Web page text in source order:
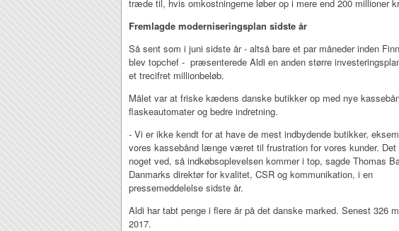
træde til, hvis omkostningerne løber op i mere end 200 millioner
Fremlagde moderniseringsplan sidste år
Så sent som i juni sidste år - altså bare et par måneder inden
blev topchef - præsenterede Aldi en anden større
et trecifret millionbeløb.
Målet var at friske kædens danske butikker op med nye
flaskeautomater og bedre indretning.
- Vi er ikke kendt for at have de mest indbydende butikker,
vores kassebånd længe været til frustration for vores kunder. Det
noget ved, så indkøbsoplevelsen kommer i top, sagde Thomas
Danmarks direktør for kvalitet, CSR og kommunikation, i en
pressemeddelelse sidste år.
Aldi har tabt penge i flere år på det danske marked. Senest 326
2017.